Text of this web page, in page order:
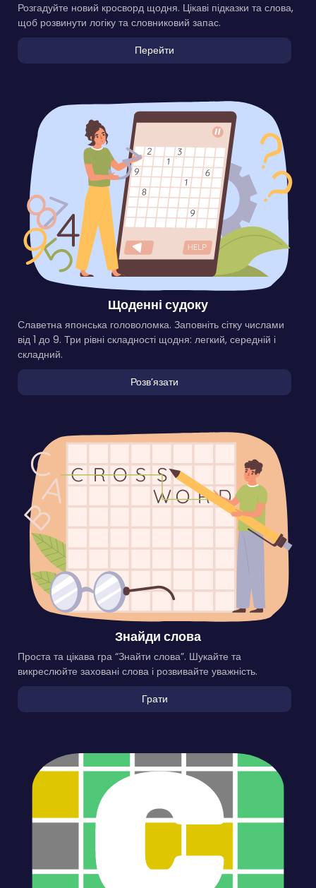
Розгадуйте новий кросворд щодня. Цікаві підказки та слова,
щоб розвинути логіку та словниковий запас.
Перейти
Щоденні судоку
Славетна японська головоломка. Заповніть сітку числами
від 1 до 9. Три рівні складності щодня: легкий, середній і
складний.
Розвʼязати
Знайди слова
Проста та цікава гра “Знайти слова”. Шукайте та
викреслюйте заховані слова і розвивайте уважність.
Грати